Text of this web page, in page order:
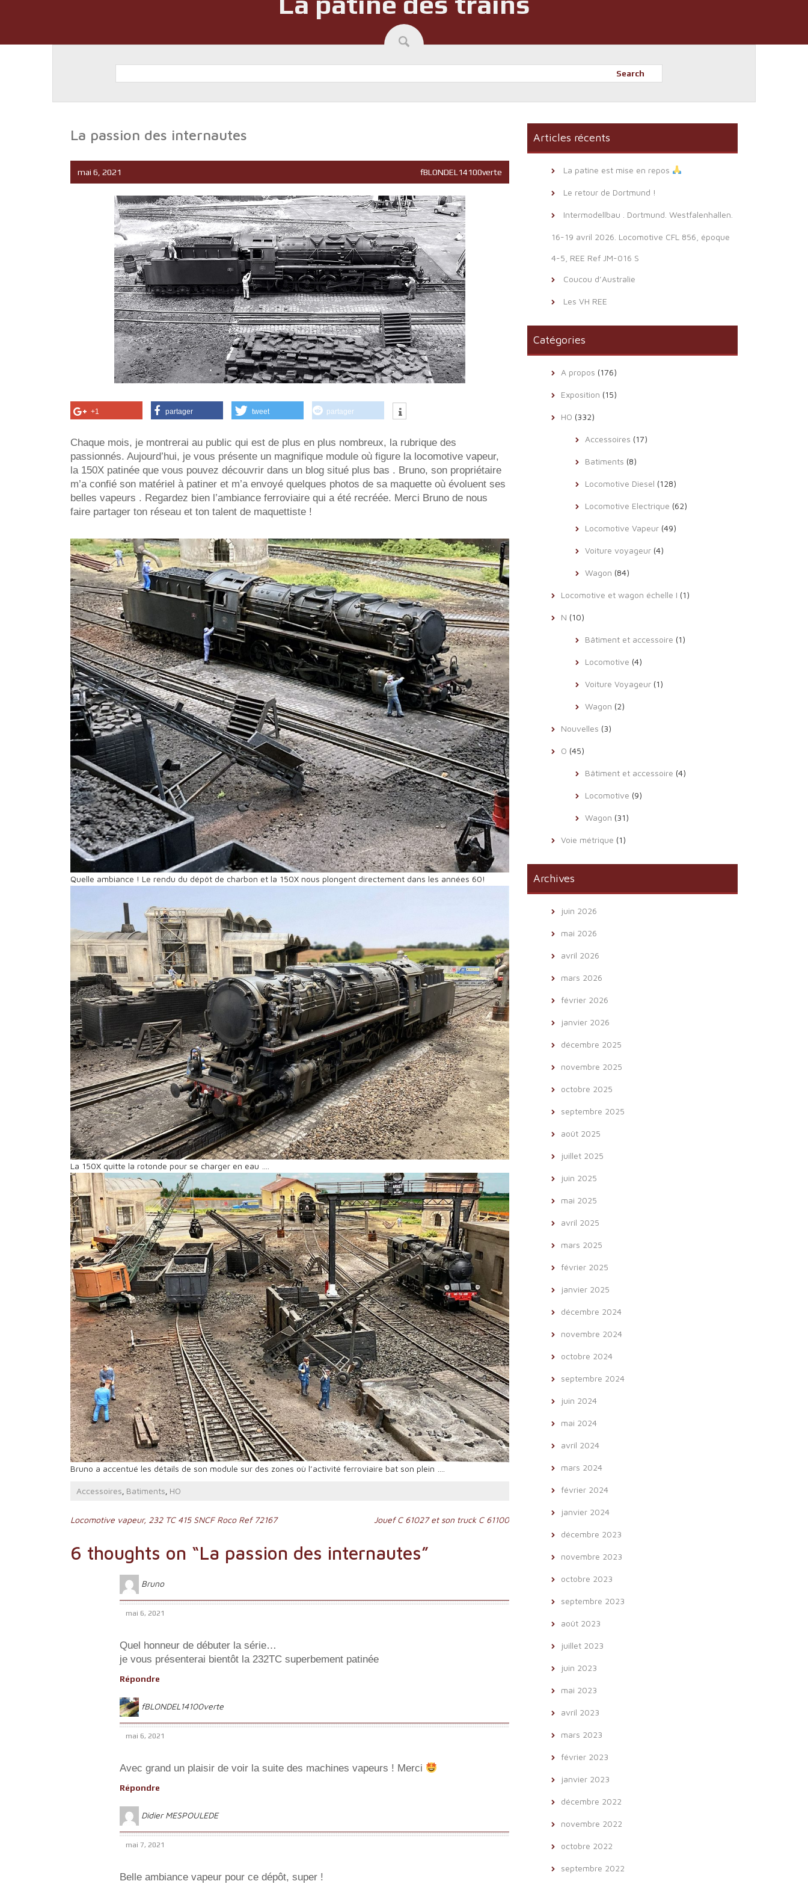
Search
La passion des internautes
mai 6, 2021 fBLONDEL14100verte
+1 partager tweet partager
Chaque mois, je montrerai au public qui est de plus en plus nombreux, la rubrique des
passionnés. Aujourd’hui, je vous présente un magnifique module où figure la locomotive vapeur,
la 150X patinée que vous pouvez découvrir dans un blog situé plus bas . Bruno, son propriétaire
m’a confié son matériel à patiner et m’a envoyé quelques photos de sa maquette où évoluent ses
belles vapeurs . Regardez bien l’ambiance ferroviaire qui a été recréée. Merci Bruno de nous
faire partager ton réseau et ton talent de maquettiste !
Quelle ambiance ! Le rendu du dépôt de charbon et la 150X nous plongent directement dans les années 60!
La 150X quitte la rotonde pour se charger en eau ….
Bruno a accentué les détails de son module sur des zones où l’activité ferroviaire bat son plein ….
Accessoires Batiments HO
Navigation
de
l’article
Locomotive vapeur, 232 TC 415 SNCF Roco Ref 72167 Jouef C 61027 et son truck C 61100
6 thoughts on “La passion des internautes”
Bruno
mai 6, 2021
Quel honneur de débuter la série…
je vous présenterai bientôt la 232TC superbement patinée
Répondre
fBLONDEL14100verte
mai 6, 2021
Avec grand un plaisir de voir la suite des machines vapeurs ! Merci
Répondre
Didier MESPOULEDE
mai 7, 2021
Belle ambiance vapeur pour ce dépôt, super !
Articles récents
La patine est mise en repos
Le retour de Dortmund !
Intermodellbau . Dortmund. Westfalenhallen.
16-19 avril 2026. Locomotive CFL 856, époque
4-5, REE Ref JM-016 S
Coucou d’Australie
Les VH REE
Catégories
A propos (176)
Exposition (15)
HO (332)
Accessoires (17)
Batiments (8)
Locomotive Diesel (128)
Locomotive Electrique (62)
Locomotive Vapeur (49)
Voiture voyageur (4)
Wagon (84)
Locomotive et wagon échelle I (1)
N (10)
Bâtiment et accessoire (1)
Locomotive (4)
Voiture Voyageur (1)
Wagon (2)
Nouvelles (3)
O (45)
Bâtiment et accessoire (4)
Locomotive (9)
Wagon (31)
Voie métrique (1)
Archives
juin 2026
mai 2026
avril 2026
mars 2026
février 2026
janvier 2026
décembre 2025
novembre 2025
octobre 2025
septembre 2025
août 2025
juillet 2025
juin 2025
mai 2025
avril 2025
mars 2025
février 2025
janvier 2025
décembre 2024
novembre 2024
octobre 2024
septembre 2024
juin 2024
mai 2024
avril 2024
mars 2024
février 2024
janvier 2024
décembre 2023
novembre 2023
octobre 2023
septembre 2023
août 2023
juillet 2023
juin 2023
mai 2023
avril 2023
mars 2023
février 2023
janvier 2023
décembre 2022
novembre 2022
octobre 2022
septembre 2022